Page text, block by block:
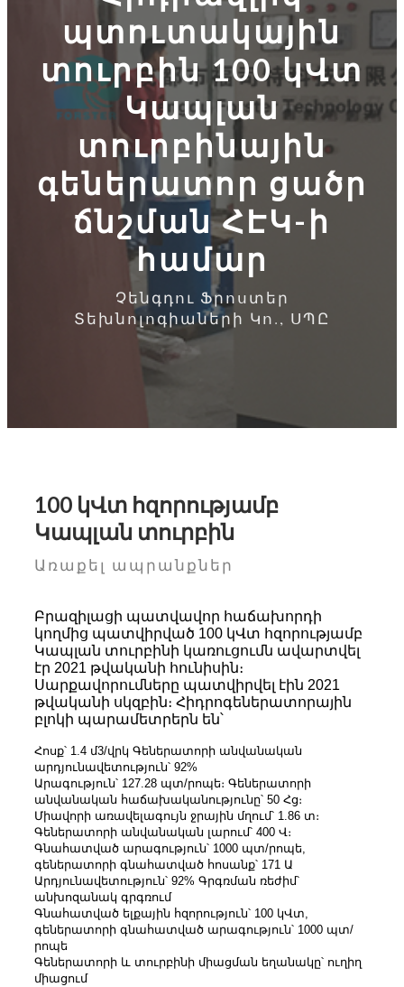
պտուտակային
տուրբին 100 կՎտ
Կապլան
տուրբինային
գեներատոր ցածր
ճնշման ՀԷԿ-ի
համար
Չենգդու Ֆրոստեր
Տեխնոլոգիաների Կո., ՍՊԸ
100 կՎտ հզորությամբ
Կապլան տուրբին
Առաքել ապրանքներ
Բրազիլացի պատվավոր հաճախորդի
կողմից պատվիրված 100 կՎտ հզորությամբ
Կապլան տուրբինի կառուցումն ավարտվել
էր 2021 թվականի հունիսին։
Սարքավորումները պատվիրվել էին 2021
թվականի սկզբին։ Հիդրոգեներատորային
բլոկի պարամետրերն են՝
Հոսք՝ 1.4 մ3/վրկ Գեներատորի անվանական
արդյունավետություն՝ 92%
Արագություն՝ 127.28 պտ/րոպե։ Գեներատորի
անվանական հաճախականությունը՝ 50 Հց։
Միավորի առավելագույն ջրային մղում՝ 1.86 տ։
Գեներատորի անվանական լարում՝ 400 Վ։
Գնահատված արագություն՝ 1000 պտ/րոպե,
գեներատորի գնահատված հոսանք՝ 171 Ա
Արդյունավետություն՝ 92% Գրգռման ռեժիմ՝
անխոզանակ գրգռում
Գնահատված ելքային հզորություն՝ 100 կՎտ,
գեներատորի գնահատված արագություն՝ 1000 պտ/
րոպե
Գեներատորի և տուրբինի միացման եղանակը՝ ուղիղ
միացում